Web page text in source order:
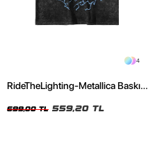
4
RideTheLighting-Metallica Baskılı
Tshirt
699,00 TL 559,20 TL